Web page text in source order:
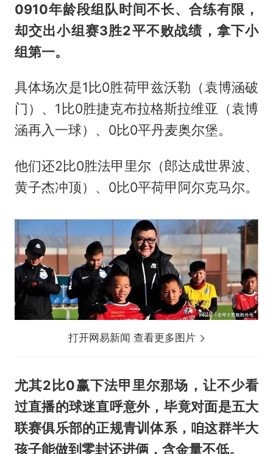
0910年龄段组队时间不长、合练有限，
却交出小组赛3胜2平不败战绩，拿下小
组第一。
具体场次是1比0胜荷甲兹沃勒（袁博涵破
门）、1比0胜捷克布拉格斯拉维亚（袁博
涵再入一球）、0比0平丹麦奥尔堡。
他们还2比0胜法甲里尔（郎达成世界波、
黄子杰冲顶）、0比0平荷甲阿尔克马尔。
打开网易新闻 查看更多图片
尤其2比0赢下法甲里尔那场，让不少看
过直播的球迷直呼意外，毕竟对面是五大
联赛俱乐部的正规青训体系，咱这群半大
孩子能做到零封还进俩，含金量不低。